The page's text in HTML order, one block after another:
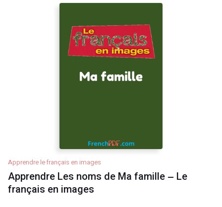
Apprendre le français en images
Apprendre Les noms de Ma famille – Le
français en images